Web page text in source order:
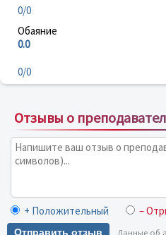
0/0
Обаяние
0.0
0/0
Отзывы о
+ Положительный –
Отправить отзыв Данные об